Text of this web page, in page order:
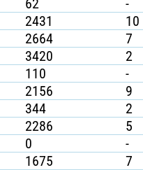
62 -
2431 10
2664 7
3420 2
110 -
2156 9
344 2
2286 5
0 -
1675 7